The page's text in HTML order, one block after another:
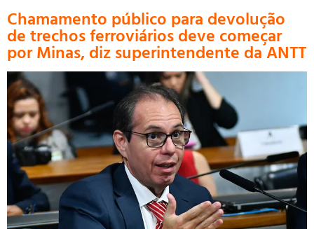
Chamamento público para devolução
de trechos ferroviários deve começar
por Minas, diz superintendente da ANTT